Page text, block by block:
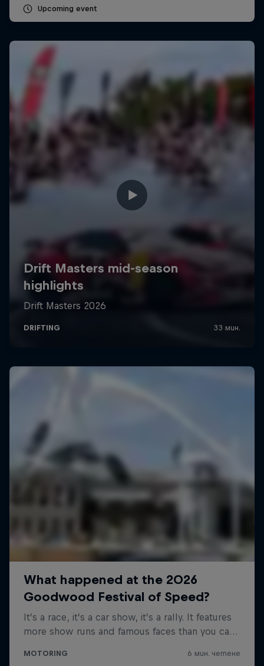
Upcoming event